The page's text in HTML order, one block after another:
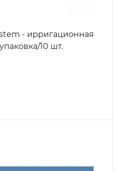
- ирригационная
10 шт.